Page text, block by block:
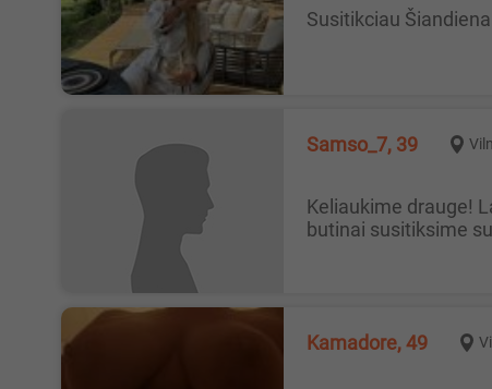
Susitikciau
Samso_7, 39
Keliaukime drauge! Laba diena, kreipiuosi i dailiaja lyti :) Siulau vykti kartu i kelione. Rugsejo pirmoje puseje. Pries kelione
butinai susitiksime
Kamadore, 49